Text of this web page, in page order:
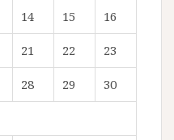
14 15 16
21 22 23
28 29 30